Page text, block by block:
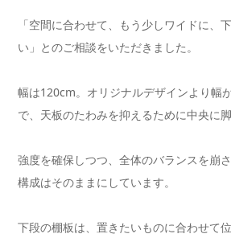
「空間に合わせて、もう少しワイドに、
い」とのご相談をいただきました。
幅は120cm。オリジナルデザインより幅
で、天板のたわみを抑えるために中央に脚
強度を確保しつつ、全体のバランスを崩
構成はそのままにしています。
下段の棚板は、置きたいものに合わせて位